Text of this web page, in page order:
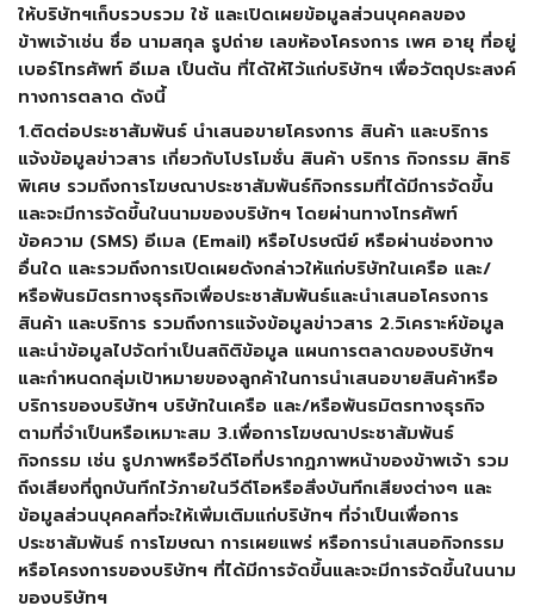
ให้บริษัทฯเก็บรวบรวม ใช้ และเปิดเผยข้อมูลส่วนบุคคลของ
ข้าพเจ้าเช่น ชื่อ นามสกุล รูปถ่าย เลขห้องโครงการ เพศ อายุ ที่อยู่
เบอร์โทรศัพท์ อีเมล เป็นต้น ที่ได้ให้ไว้แก่บริษัทฯ เพื่อวัตถุประสงค์
ทางการตลาด ดังนี้
1.ติดต่อประชาสัมพันธ์ นำเสนอขายโครงการ สินค้า และบริการ
แจ้งข้อมูลข่าวสาร เกี่ยวกับโปรโมชั่น สินค้า บริการ กิจกรรม สิทธิ
พิเศษ รวมถึงการโฆษณาประชาสัมพันธ์กิจกรรมที่ได้มีการจัดขึ้น
และจะมีการจัดขึ้นในนามของบริษัทฯ โดยผ่านทางโทรศัพท์
ข้อความ (SMS) อีเมล (Email) หรือไปรษณีย์ หรือผ่านช่องทาง
อื่นใด และรวมถึงการเปิดเผยดังกล่าวให้แก่บริษัทในเครือ และ/
หรือพันธมิตรทางธุรกิจเพื่อประชาสัมพันธ์และนำเสนอโครงการ
สินค้า และบริการ รวมถึงการแจ้งข้อมูลข่าวสาร 2.วิเคราะห์ข้อมูล
และนำข้อมูลไปจัดทำเป็นสถิติข้อมูล แผนการตลาดของบริษัทฯ
และกำหนดกลุ่มเป้าหมายของลูกค้าในการนำเสนอขายสินค้าหรือ
บริการของบริษัทฯ บริษัทในเครือ และ/หรือพันธมิตรทางธุรกิจ
ตามที่จำเป็นหรือเหมาะสม 3.เพื่อการโฆษณาประชาสัมพันธ์
กิจกรรม เช่น รูปภาพหรือวีดีโอที่ปรากฏภาพหน้าของข้าพเจ้า รวม
ถึงเสียงที่ถูกบันทึกไว้ภายในวีดีโอหรือสิ่งบันทึกเสียงต่างๆ และ
ข้อมูลส่วนบุคคลที่จะให้เพิ่มเติมแก่บริษัทฯ ที่จำเป็นเพื่อการ
ประชาสัมพันธ์ การโฆษณา การเผยแพร่ หรือการนำเสนอกิจกรรม
หรือโครงการของบริษัทฯ ที่ได้มีการจัดขึ้นและจะมีการจัดขึ้นในนาม
ของบริษัทฯ